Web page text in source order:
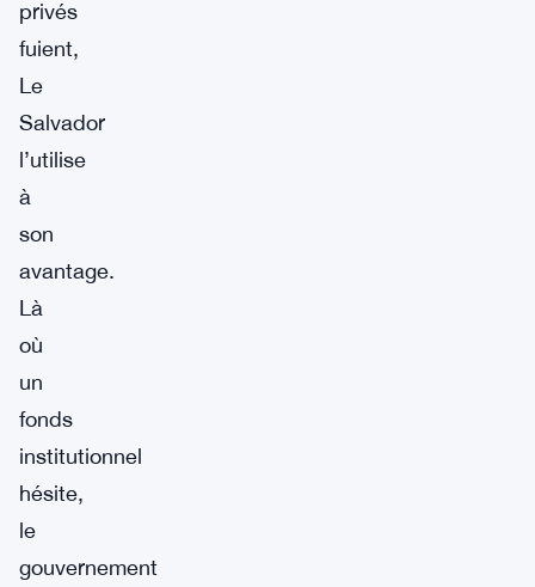
privés
fuient,
Le
Salvador
l’utilise
à
son
avantage.
Là
où
un
fonds
institutionnel
hésite,
le
gouvernement